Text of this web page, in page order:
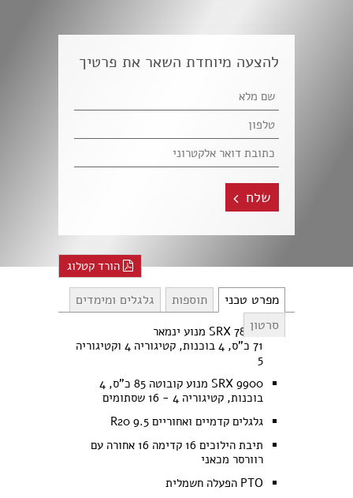
להצעה מיוחדת השאר את פרטיך
שלח
מפרט טכני תוספות
גלגלים ומימדים
סרטון
הורד קטלוג
SRX 7800 מנוע ינמאר
71 כ"ס, 4 בוכנות, קטיגוריה 4 וקטיגוריה
5
SRX 9900 מנוע קובוטה 85 כ"ס, 4
בוכנות, קטיגוריה 4 - 16 שסתומים
גלגלים קדמיים ואחוריים 9.5 R20
תיבת הילוכים 16 קדימה 16 אחורה עם
רוורסר מכאני
PTO הפעלה חשמלית